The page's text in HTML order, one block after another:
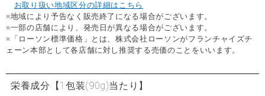
お取り扱い地域区分の詳細はこちら
※地域により予告なく販売終了になる場合がございます。
※一部の店舗により、発売日が異なる場合がございます。
※「ローソン標準価格」とは、株式会社ローソンがフランチャイズチ
ェーン本部として各店舗に対し推奨する売価のことをいいます。
栄養成分 【1包装(90g)当たり】